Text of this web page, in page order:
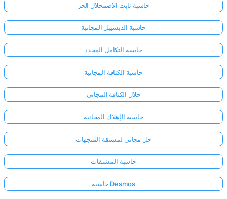
حاسبة ثابت الاضمحلال الحر
حاسبة الديسيبل المجانية
حاسبة التكامل المحدد
حاسبة الكثافة المجانية
حلال الكثافة المجاني
حاسبة الإهلاك المجانية
حل مجاني لمشتقة المتجهات
حاسبة المشتقات
حاسبة Desmos